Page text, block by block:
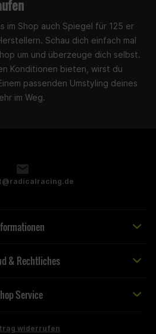
im Shop auch Spiegel für 125 er
Schau dich einfach mal
um und überzeuge dich selbst.
Konditionen bieten, wirst du
passenden Umstyling deines
im Weg.
& Rechtliches
Service
widerrufen